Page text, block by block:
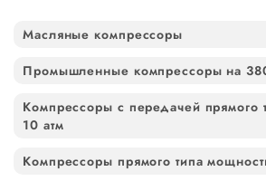
Масляные компрессоры
Промышленные компрессоры на
Компрессоры с передачей прямого
10 атм
Компрессоры прямого типа